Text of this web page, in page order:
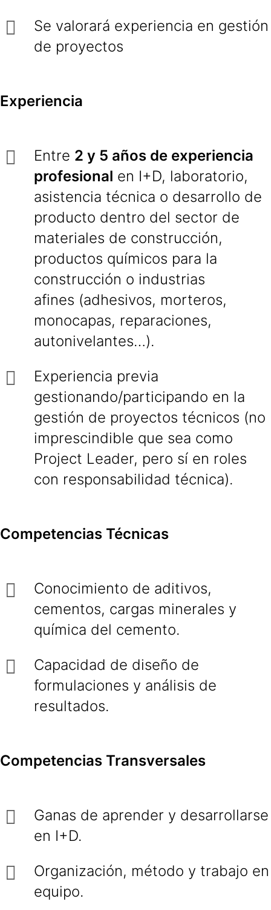
Se valorará experiencia en gestión
de proyectos
Experiencia
Entre 2 y 5 años de experiencia
profesional en I+D, laboratorio,
asistencia técnica o desarrollo de
producto dentro del sector de
materiales de construcción,
productos químicos para la
construcción o industrias
afines (adhesivos, morteros,
monocapas, reparaciones,
autonivelantes…).
Experiencia previa
gestionando/participando en la
gestión de proyectos técnicos (no
imprescindible que sea como
Project Leader, pero sí en roles
con responsabilidad técnica).
Competencias Técnicas
Conocimiento de aditivos,
cementos, cargas minerales y
química del cemento.
Capacidad de diseño de
formulaciones y análisis de
resultados.
Competencias Transversales
Ganas de aprender y desarrollarse
en I+D.
Organización, método y trabajo en
equipo.